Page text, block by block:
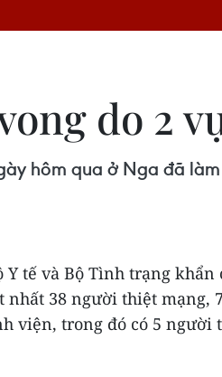
do 2
hôm qua ở Nga đã
tế và Bộ Tình trạng khẩn
nhất 38 người thiệt mạng,
viện, trong đó có 5 người